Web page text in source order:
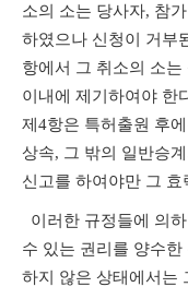
소의 소는 당사자, 참
하였으나 신청이 거부
항에서 그 취소의 소
이내에 제기하여야 한
제4항은 특허출원 후
상속, 그 밖의 일반승
신고를 하여야만 그
이러한 규정들에 의
수 있는 권리를 양수
하지 않은 상태에서는